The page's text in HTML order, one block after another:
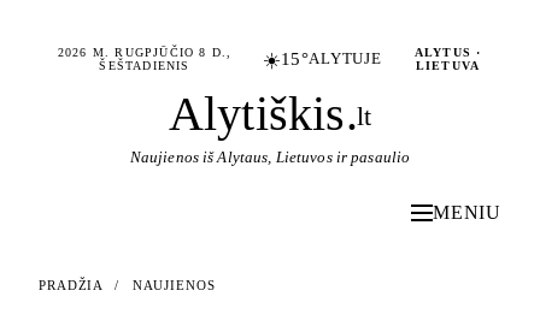
2026 M. RUGPJŪČIO 8 D.,
ŠEŠTADIENIS
☀️15°ALYTUJE
ALYTUS ·
LIETUVA
Alytiškis.lt
Naujienos iš Alytaus, Lietuvos ir pasaulio
MENIU
PRADŽIA / NAUJIENOS